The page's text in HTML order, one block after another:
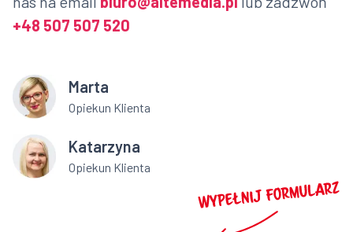
+48 507 507 520
Marta
Opiekun Klienta
Katarzyna
Opiekun Klienta